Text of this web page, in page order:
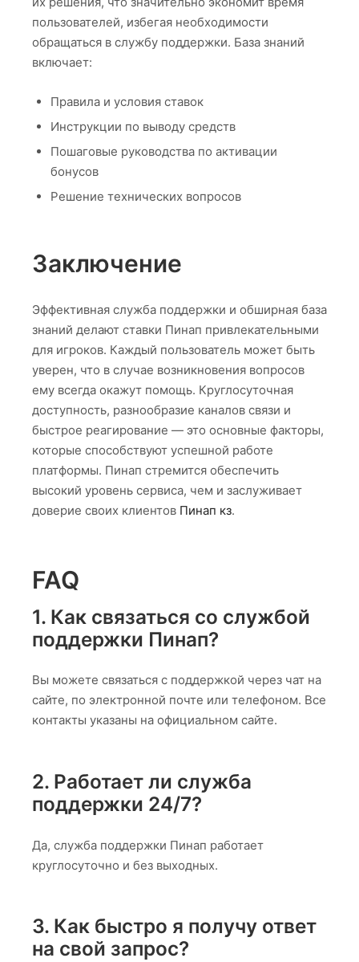
пользователей, избегая необходимости
обращаться в службу поддержки. База знаний
включает:
Правила и условия ставок
Инструкции по выводу средств
Пошаговые руководства по активации
бонусов
Решение технических вопросов
Заключение
Эффективная служба поддержки и обширная база
знаний делают ставки Пинап привлекательными
для игроков. Каждый пользователь может быть
уверен, что в случае возникновения вопросов
ему всегда окажут помощь. Круглосуточная
доступность, разнообразие каналов связи и
быстрое реагирование — это основные факторы,
которые способствуют успешной работе
платформы. Пинап стремится обеспечить
высокий уровень сервиса, чем и заслуживает
доверие своих клиентов Пинап кз.
FAQ
1. Как связаться со службой
поддержки Пинап?
Вы можете связаться с поддержкой через чат на
сайте, по электронной почте или телефоном. Все
контакты указаны на официальном сайте.
2. Работает ли служба
поддержки 24/7?
Да, служба поддержки Пинап работает
круглосуточно и без выходных.
3. Как быстро я получу ответ
на свой запрос?